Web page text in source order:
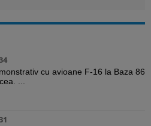
cu avioane F-16 la Baza 86
...